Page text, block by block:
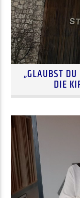
„GLAUBST
DIE